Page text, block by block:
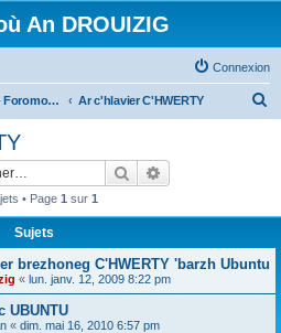
An DROUIZIG
Connexion
Kerzrouizig - Foromoù An Drouizig Ar c'hlavier C'HWERTY
Rechercher
• Page 1 sur 1
Sujets
brezhoneg C'HWERTY 'barzh Ubuntu
« lun. janv. 12, 2009 8:22 pm
UBUNTU
« dim. mai 16, 2010 6:57 pm